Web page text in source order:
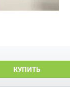
КУПИТЬ